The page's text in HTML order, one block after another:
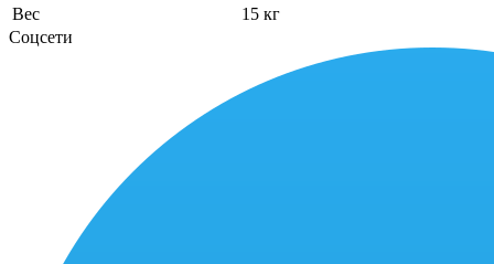
Вес
15 кг
Соцсети